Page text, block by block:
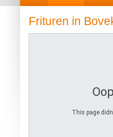
Frituren in
This page